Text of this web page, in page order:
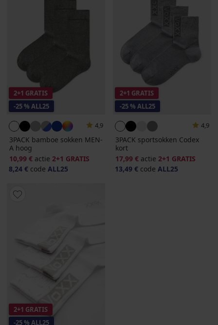
2+1 GRATIS
-25 % ALL25
4,9
3PACK bamboe sokken MEN-
A hoog
10,99 € actie 2+1 GRATIS
8,24 € code ALL25
2+1 GRATIS
-25 % ALL25
4,9
3PACK sportsokken Codex
kort
17,99 € actie 2+1 GRATIS
13,49 € code ALL25
2+1 GRATIS
-25 % ALL25